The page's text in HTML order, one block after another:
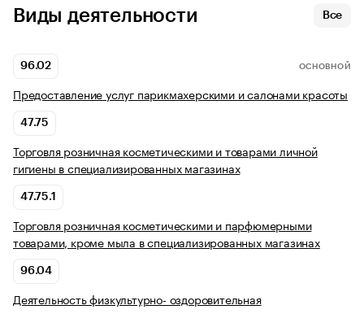
Виды деятельности Все
96.02 ОСНОВНОЙ
Предоставление услуг парикмахерскими и салонами красоты
47.75
Торговля розничная косметическими и товарами личной
гигиены в специализированных магазинах
47.75.1
Торговля розничная косметическими и парфюмерными
товарами, кроме мыла в специализированных магазинах
96.04
Деятельность физкультурно- оздоровительная